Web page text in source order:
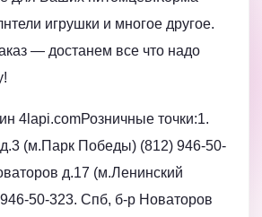
игрушки и многое другое.
— достанем все что надо
4lapi.comРозничные точки:1.
(м.Парк Победы) (812) 946-50-
д.17 (м.Ленинский
50-323. Спб, б-р Новаторов